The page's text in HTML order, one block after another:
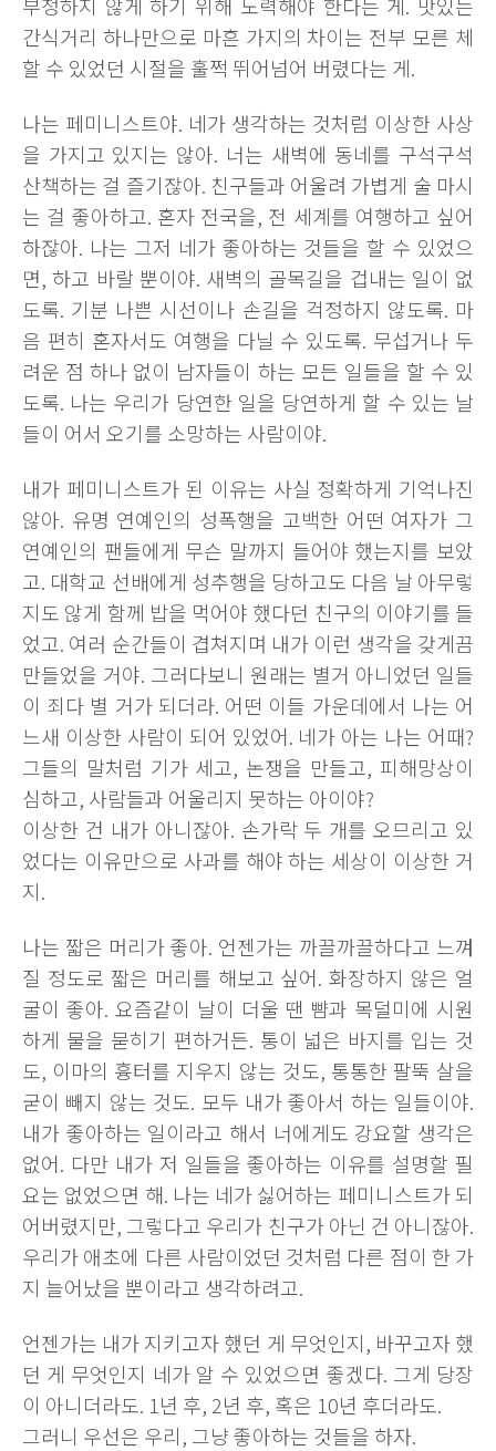
간식거리 하나만으로 마흔 가지의 차이는 전부 모른 체
할 수 있었던 시절을 훌쩍 뛰어넘어 버렸다는 게.
나는 페미니스트야. 네가 생각하는 것처럼 이상한 사상
을 가지고 있지는 않아. 너는 새벽에 동네를 구석구석
산책하는 걸 즐기잖아. 친구들과 어울려 가볍게 술 마시
는 걸 좋아하고. 혼자 전국을, 전 세계를 여행하고 싶어
하잖아. 나는 그저 네가 좋아하는 것들을 할 수 있었으
면, 하고 바랄 뿐이야. 새벽의 골목길을 겁내는 일이 없
도록. 기분 나쁜 시선이나 손길을 걱정하지 않도록. 마
음 편히 혼자서도 여행을 다닐 수 있도록. 무섭거나 두
려운 점 하나 없이 남자들이 하는 모든 일들을 할 수 있
도록. 나는 우리가 당연한 일을 당연하게 할 수 있는 날
들이 어서 오기를 소망하는 사람이야.
내가 페미니스트가 된 이유는 사실 정확하게 기억나진
않아. 유명 연예인의 성폭행을 고백한 어떤 여자가 그
연예인의 팬들에게 무슨 말까지 들어야 했는지를 보았
고. 대학교 선배에게 성추행을 당하고도 다음 날 아무렇
지도 않게 함께 밥을 먹어야 했다던 친구의 이야기를 들
었고. 여러 순간들이 겹쳐지며 내가 이런 생각을 갖게끔
만들었을 거야. 그러다보니 원래는 별거 아니었던 일들
이 죄다 별 거가 되더라. 어떤 이들 가운데에서 나는 어
느새 이상한 사람이 되어 있었어. 네가 아는 나는 어때?
그들의 말처럼 기가 세고, 논쟁을 만들고, 피해망상이
심하고, 사람들과 어울리지 못하는 아이야?
이상한 건 내가 아니잖아. 손가락 두 개를 오므리고 있
었다는 이유만으로 사과를 해야 하는 세상이 이상한 거
지.
나는 짧은 머리가 좋아. 언젠가는 까끌까끌하다고 느껴
질 정도로 짧은 머리를 해보고 싶어. 화장하지 않은 얼
굴이 좋아. 요즘같이 날이 더울 땐 뺨과 목덜미에 시원
하게 물을 묻히기 편하거든. 통이 넓은 바지를 입는 것
도, 이마의 흉터를 지우지 않는 것도, 통통한 팔뚝 살을
굳이 빼지 않는 것도. 모두 내가 좋아서 하는 일들이야.
내가 좋아하는 일이라고 해서 너에게도 강요할 생각은
없어. 다만 내가 저 일들을 좋아하는 이유를 설명할 필
요는 없었으면 해. 나는 네가 싫어하는 페미니스트가 되
어버렸지만, 그렇다고 우리가 친구가 아닌 건 아니잖아.
우리가 애초에 다른 사람이었던 것처럼 다른 점이 한 가
지 늘어났을 뿐이라고 생각하려고.
언젠가는 내가 지키고자 했던 게 무엇인지, 바꾸고자 했
던 게 무엇인지 네가 알 수 있었으면 좋겠다. 그게 당장
이 아니더라도. 1년 후, 2년 후, 혹은 10년 후더라도.
그러니 우선은 우리, 그냥 좋아하는 것들을 하자.